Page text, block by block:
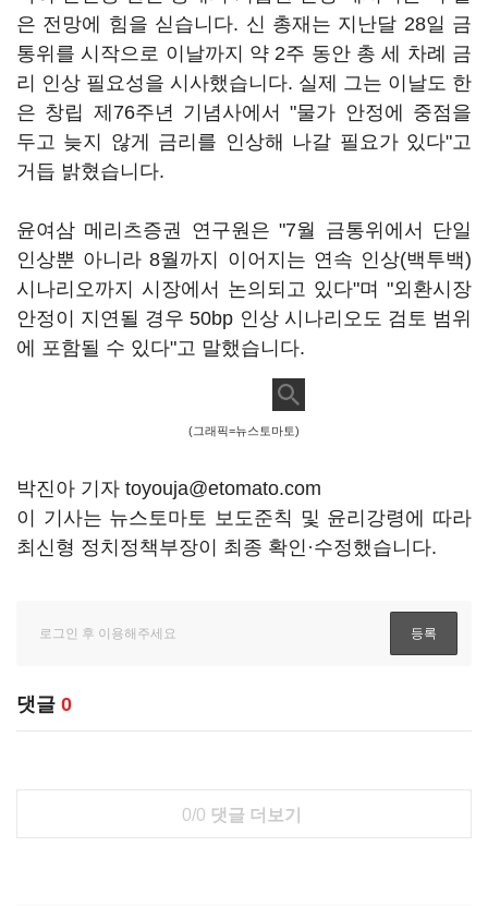
은 전망에 힘을 싣습니다. 신 총재는 지난달 28일 금
통위를 시작으로 이날까지 약 2주 동안 총 세 차례 금
리 인상 필요성을 시사했습니다. 실제 그는 이날도 한
은 창립 제76주년 기념사에서 "물가 안정에 중점을
두고 늦지 않게 금리를 인상해 나갈 필요가 있다"고
거듭 밝혔습니다.
윤여삼 메리츠증권 연구원은 "7월 금통위에서 단일
인상뿐 아니라 8월까지 이어지는 연속 인상(백투백)
시나리오까지 시장에서 논의되고 있다"며 "외환시장
안정이 지연될 경우 50bp 인상 시나리오도 검토 범위
에 포함될 수 있다"고 말했습니다.
(그래픽=뉴스토마토)
박진아 기자 toyouja@etomato.com
이 기사는 뉴스토마토 보도준칙 및 윤리강령에 따라
최신형 정치정책부장이 최종 확인·수정했습니다.
댓글 0
0/0 댓글 더보기